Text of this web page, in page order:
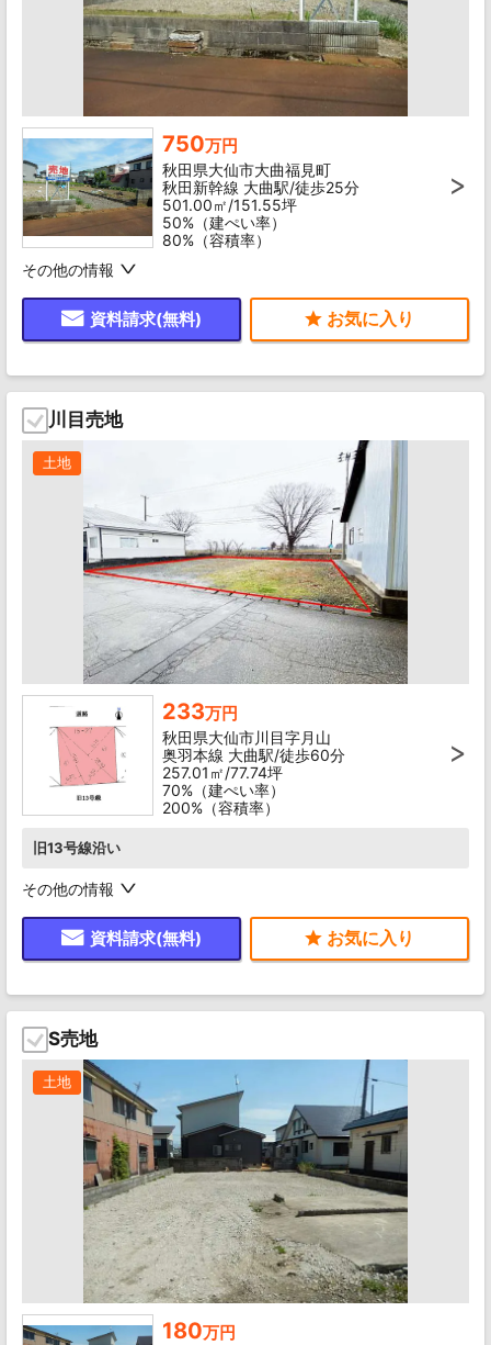
750万円
秋田県大仙市大曲福見町
秋田新幹線 大曲駅/徒歩25分
501.00㎡/151.55坪
50%（建ぺい率）
80%（容積率）
その他の情報
資料請求(無料)
川目売地
土地
233万円
秋田県大仙市川目字月山
奥羽本線 大曲駅/徒歩60分
257.01㎡/77.74坪
70%（建ぺい率）
200%（容積率）
旧13号線沿い
その他の情報
資料請求(無料)
S売地
土地
180万円